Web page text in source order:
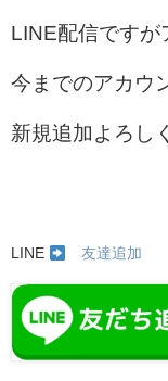
LINE配信ですが
今までのアカウ
新規追加よろし
LINE 友達追加